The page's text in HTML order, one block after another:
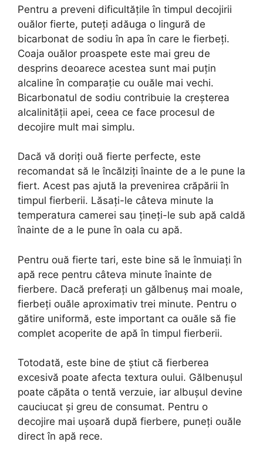
Pentru a preveni dificultățile în timpul decojirii
ouălor fierte, puteți adăuga o lingură de
bicarbonat de sodiu în apa în care le fierbeți.
Coaja ouălor proaspete este mai greu de
desprins deoarece acestea sunt mai puțin
alcaline în comparație cu ouăle mai vechi.
Bicarbonatul de sodiu contribuie la creșterea
alcalinității apei, ceea ce face procesul de
decojire mult mai simplu.
Dacă vă doriți ouă fierte perfecte, este
recomandat să le încălziți înainte de a le pune la
fiert. Acest pas ajută la prevenirea crăpării în
timpul fierberii. Lăsați-le câteva minute la
temperatura camerei sau țineți-le sub apă caldă
înainte de a le pune în oala cu apă.
Pentru ouă fierte tari, este bine să le înmuiați în
apă rece pentru câteva minute înainte de
fierbere. Dacă preferați un gălbenuș mai moale,
fierbeți ouăle aproximativ trei minute. Pentru o
gătire uniformă, este important ca ouăle să fie
complet acoperite de apă în timpul fierberii.
Totodată, este bine de știut că fierberea
excesivă poate afecta textura oului. Gălbenușul
poate căpăta o tentă verzuie, iar albușul devine
cauciucat și greu de consumat. Pentru o
decojire mai ușoară după fierbere, puneți ouăle
direct în apă rece.